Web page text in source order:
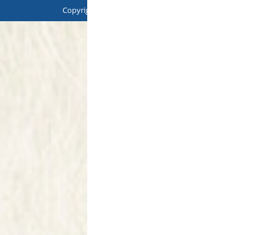
Copyright © 2018 |